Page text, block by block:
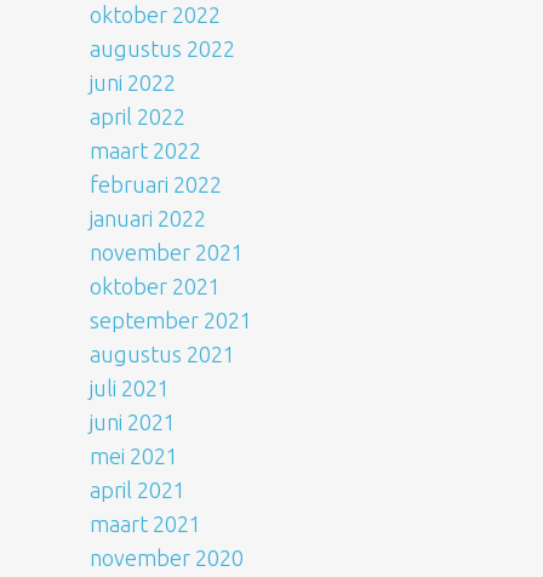
oktober 2022
augustus 2022
juni 2022
april 2022
maart 2022
februari 2022
januari 2022
november 2021
oktober 2021
september 2021
augustus 2021
juli 2021
juni 2021
mei 2021
april 2021
maart 2021
november 2020